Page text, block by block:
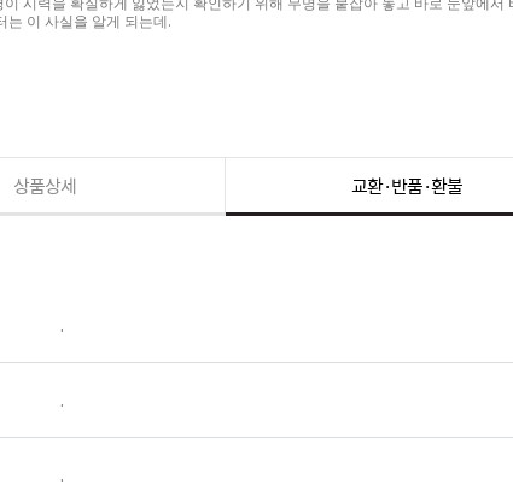
는 이 사실을 알게 되는데.
상품상세 교환·반품·환불
.
.
.